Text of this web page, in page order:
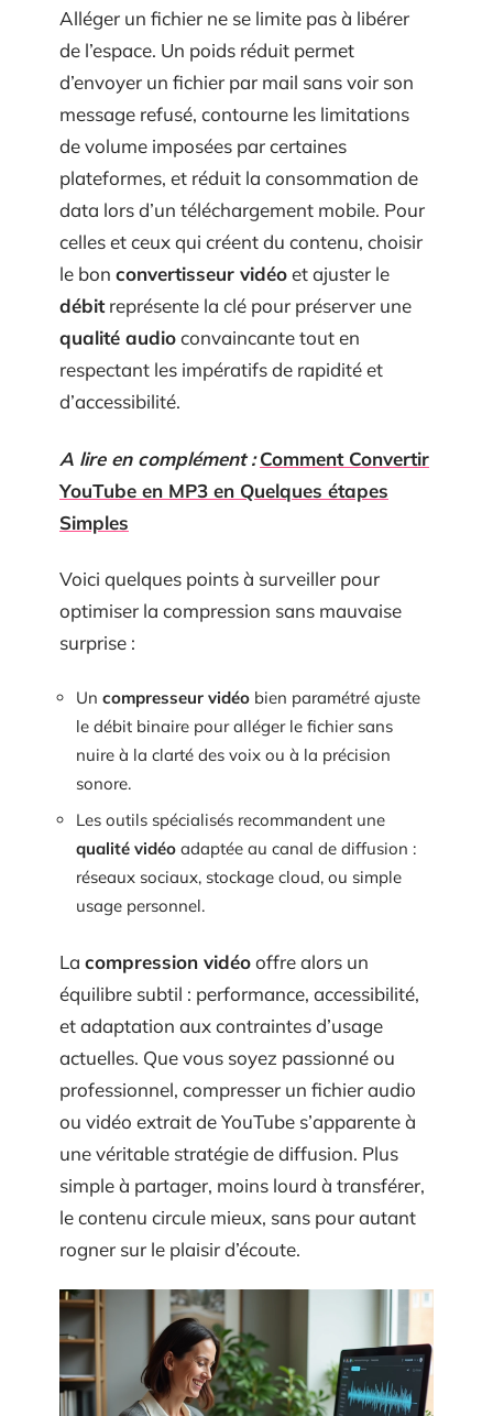
Alléger un fichier ne se limite pas à libérer
de l’espace. Un poids réduit permet
d’envoyer un fichier par mail sans voir son
message refusé, contourne les limitations
de volume imposées par certaines
plateformes, et réduit la consommation de
data lors d’un téléchargement mobile. Pour
celles et ceux qui créent du contenu, choisir
le bon convertisseur vidéoet ajuster le
débitreprésente la clé pour préserver une
qualité audioconvaincante tout en
respectant les impératifs de rapidité et
d’accessibilité.
A lire en complément : Comment Convertir
YouTube en MP3 en Quelques étapes
Simples
Voici quelques points à surveiller pour
optimiser la compression sans mauvaise
surprise :
Un compresseur vidéo bien paramétré ajuste
le débit binaire pour alléger le fichier sans
nuire à la clarté des voix ou à la précision
sonore.
Les outils spécialisés recommandent une
qualité vidéo adaptée au canal de diffusion :
réseaux sociaux, stockage cloud, ou simple
usage personnel.
La compression vidéooffre alors un
équilibre subtil : performance, accessibilité,
et adaptation aux contraintes d’usage
actuelles. Que vous soyez passionné ou
professionnel, compresser un fichier audio
ou vidéo extrait de YouTube s’apparente à
une véritable stratégie de diffusion. Plus
simple à partager, moins lourd à transférer,
le contenu circule mieux, sans pour autant
rogner sur le plaisir d’écoute.